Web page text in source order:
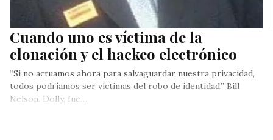
Cuando uno es víctima de la
clonación y el hackeo electrónico
“Si no actuamos ahora para salvaguardar nuestra privacidad,
todos podríamos ser víctimas del robo de identidad.” Bill
Nelson. Dolly, fue…